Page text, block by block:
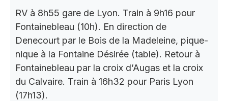
RV à 8h55 gare de Lyon. Train à 9h16 pour
Fontainebleau (10h). En direction de
Denecourt par le Bois de la Madeleine, pique-
nique à la Fontaine Désirée (table). Retour à
Fontainebleau par la croix d’Augas et la croix
du Calvaire. Train à 16h32 pour Paris Lyon
(17h13).